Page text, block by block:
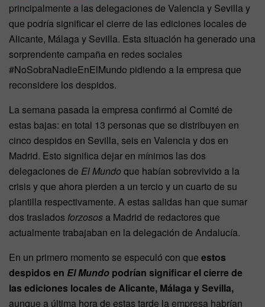
principalmente a las delegaciones de Valencia y Sevilla y
que podría significar el cierre de las ediciones locales de
Alicante, Málaga y Sevilla. Esta situación ha generado una
sorprendente campaña en redes sociales
#NoSobraNadieEnElMundo pidiendo a la empresa que
reconsidere los despidos.
La semana pasada la empresa confirmó al Comité de
estas bajas: en total 13 personas que se distribuyen en
cinco despidos en Sevilla, seis en Valencia y dos en
Madrid. Esto significa dejar en mínimos las dos
delegaciones de El Mundoque habían sobrevivido a la
crisis y que ahora pierden a un tercio y un cuarto de su
plantilla respectivamente. A estas salidas han que sumar
dos traslados forzososa Madrid de redactores que
actualmente trabajaban en la delegación de Andalucía.
En un primero momento se especuló con que estos
despidos en El Mundo podrían significar el cierre de
las ediciones locales de Alicante, Málaga y Sevilla,
aunque a última hora de estas tarde la empresa habrían